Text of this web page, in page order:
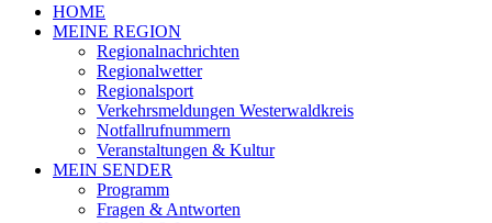
HOME
MEINE REGION
Regionalnachrichten
Regionalwetter
Regionalsport
Verkehrsmeldungen Westerwaldkreis
Notfallrufnummern
Veranstaltungen & Kultur
MEIN SENDER
Programm
Fragen & Antworten